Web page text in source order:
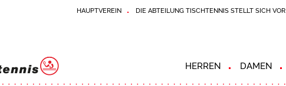
HAUPTVEREIN DIE ABTEILUNG TISCHTENNIS STELLT SICH VOR
HERREN DAMEN